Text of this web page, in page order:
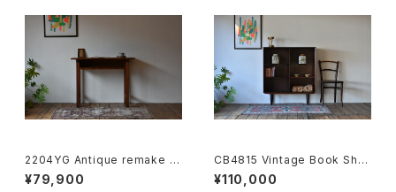
2204YG Antique remake d
esk JP
¥79,900
CB4815 Vintage Book Shel
f rosewood DK
¥110,000